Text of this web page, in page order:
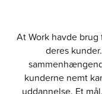
At Work havde
deres
kunderne nemt
uddannelse. Et